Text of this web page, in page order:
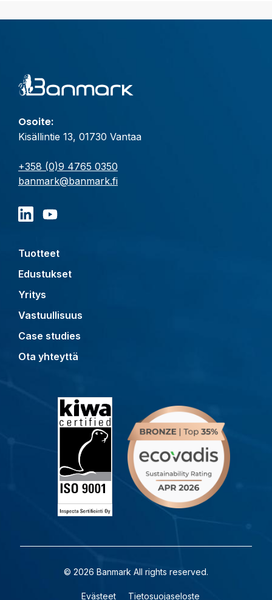
Osoite:
Kisällintie 13, 01730 Vantaa
+358 (0)9 4765 0350
banmark@banmark.fi
Tuotteet
Edustukset
Yritys
Vastuullisuus
Case studies
Ota yhteyttä
© 2026 Banmark All rights reserved.
Evästeet Tietosuojaseloste